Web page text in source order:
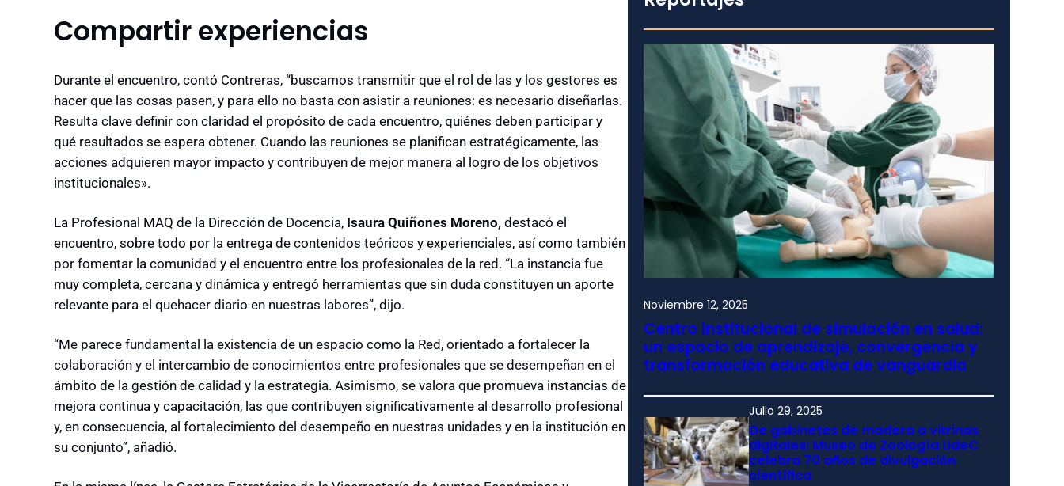
Compartir experiencias
Durante el encuentro, contó Contreras, “buscamos transmitir que el rol de las y los gestores es
hacer que las cosas pasen, y para ello no basta con asistir a reuniones: es necesario diseñarlas.
Resulta clave definir con claridad el propósito de cada encuentro, quiénes deben participar y
qué resultados se espera obtener. Cuando las reuniones se planifican estratégicamente, las
acciones adquieren mayor impacto y contribuyen de mejor manera al logro de los objetivos
institucionales».
La Profesional MAQ de la Dirección de Docencia, Isaura Quiñones Moreno, destacó el
encuentro, sobre todo por la entrega de contenidos teóricos y experienciales, así como también
por fomentar la comunidad y el encuentro entre los profesionales de la red. “La instancia fue
muy completa, cercana y dinámica y entregó herramientas que sin duda constituyen un aporte
relevante para el quehacer diario en nuestras labores”, dijo.
“Me parece fundamental la existencia de un espacio como la Red, orientado a fortalecer la
colaboración y el intercambio de conocimientos entre profesionales que se desempeñan en el
ámbito de la gestión de calidad y la estrategia. Asimismo, se valora que promueva instancias de
mejora continua y capacitación, las que contribuyen significativamente al desarrollo profesional
y, en consecuencia, al fortalecimiento del desempeño en nuestras unidades y en la institución en
su conjunto”, añadió.
Noviembre 12, 2025
Centro institucional de simulación en salud:
un espacio de aprendizaje, convergencia y
transformación educativa de vanguardia
Julio 29, 2025
De gabinetes de madera a vitrinas
digitales: Museo de Zoología UdeC
celebra 70 años de divulgación
científica